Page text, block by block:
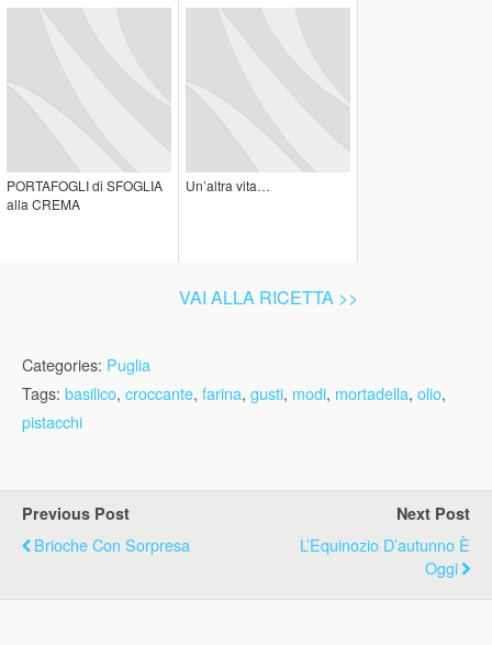
PORTAFOGLI di SFOGLIA
alla CREMA
Un’altra vita…
VAI ALLA RICETTA >>
Categories: Puglia
Tags: basilico, croccante, farina, gusti, modi, mortadella, olio,
pistacchi
Previous Post
Brioche Con Sorpresa
Next Post
L’Equinozio D’autunno È
Oggi